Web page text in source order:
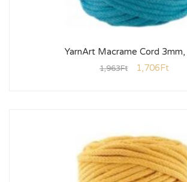
YarnArt Macrame Cord
1,963Ft 1,706Ft